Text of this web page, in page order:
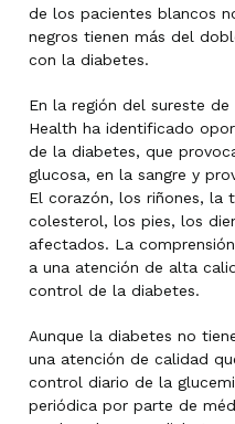
de los pacientes blancos
negros tienen más del
con la diabetes.
En la región del sureste
Health ha identificado
de la diabetes, que
glucosa, en la sangre y
El corazón, los riñones, la
colesterol, los pies, los
afectados. La
a una atención de alta
control de la diabetes.
Aunque la diabetes no
una atención de calidad
control diario de la
periódica por parte de